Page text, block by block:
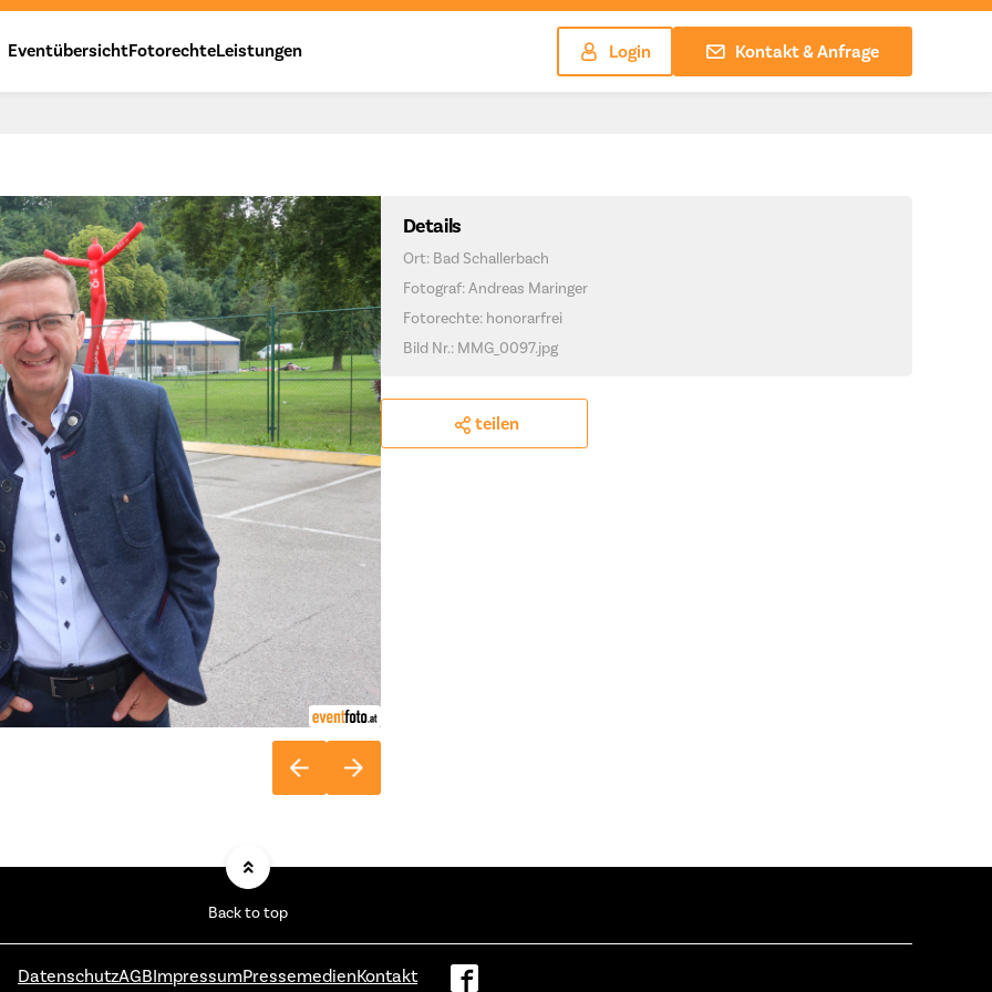
EventübersichtFotorechteLeistungen Login Kontakt & Anfrage
Details
Ort: Bad Schallerbach
Fotograf: Andreas Maringer
Fotorechte: honorarfrei
Bild Nr.: MMG_0097.jpg
teilen
Back to top
DatenschutzAGBImpressumPressemedienKontakt